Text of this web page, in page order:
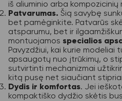
iš aliuminio arba kompozicinių
Patvarumas. Šią savybę
bet pamėginkite. Patvarūs
atsparumu, bet ir
montuojamos specialios
Pavyzdžiui, kai kurie modeliai
apsaugotų nuo įtrūkimų, o
sutvirtinti mechanizmai
kitą pusę net siaučiant
Dydis ir komfortas. Jei
kompaktiško dydžio skėtis